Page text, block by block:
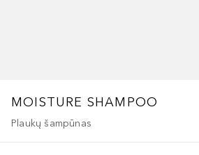
MOISTURE SHAMPOO
Plaukų šampūnas